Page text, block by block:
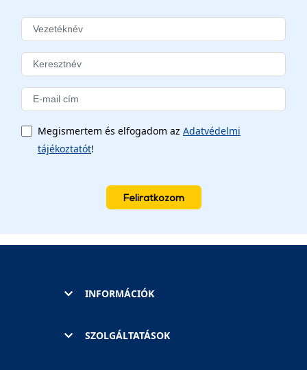
Megismertem és elfogadom az Adatvédelmi
tájékoztatót!
Feliratkozom
INFORMÁCIÓK
SZOLGÁLTATÁSOK